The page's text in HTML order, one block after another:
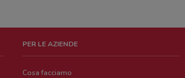
PER LE AZIENDE
Cosa facciamo